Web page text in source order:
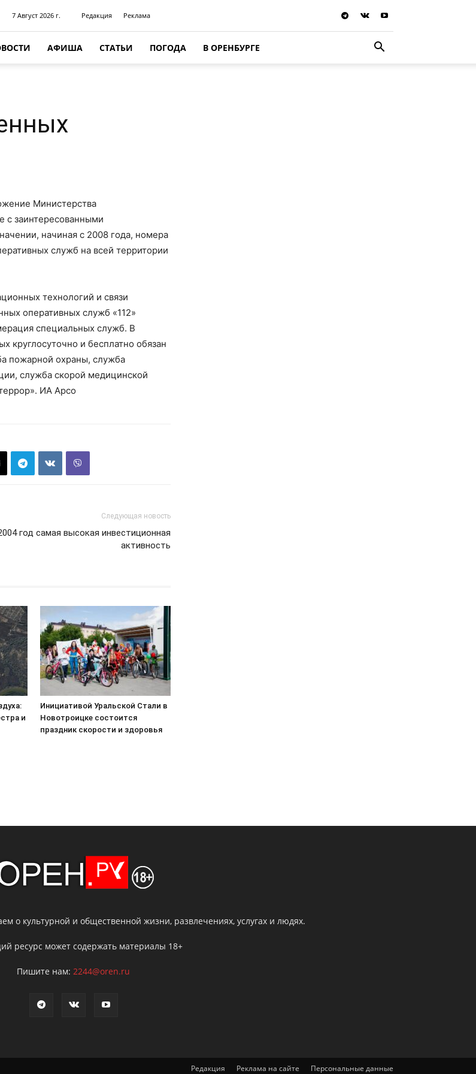
7 Август 2026 г. Редакция Реклама
АФИША СТАТЬИ ПОГОДА В ОРЕНБУРГЕ
Министерства
с заинтересованными
начиная с 2008 года, номера
служб на всей территории
технологий и связи
оперативных служб «112»
специальных служб. В
круглосуточно и бесплатно обязан
пожарной охраны, служба
служба скорой медицинской
ИА Арсо
Следующая новость
год самая высокая инвестиционная
активность
и
Инициативой Уральской Стали в
Новотроицке состоится
праздник скорости и здоровья
о культурной и общественной жизни, развлечениях, услугах и людях.
ресурс может содержать материалы 18+
Пишите нам:2244@oren.ru
Редакция Реклама на сайте Персональные данные